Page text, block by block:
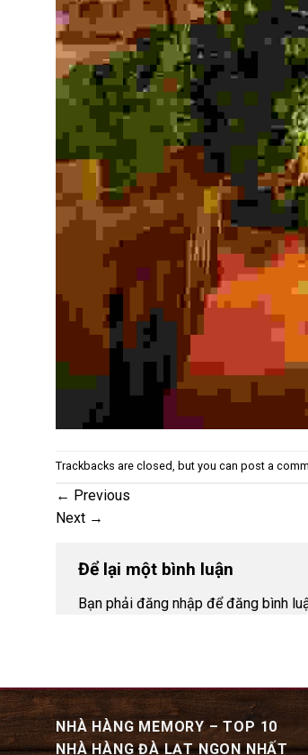
Trackbacks are closed, but you can post a
← Previous
Next →
Để lại một bình luận
Bạn phải đăng nhập để đăng bình
NHÀ HÀNG MEMORY – TOP 10
NHÀ HÀNG ĐÀ LẠT NGON NHẤT